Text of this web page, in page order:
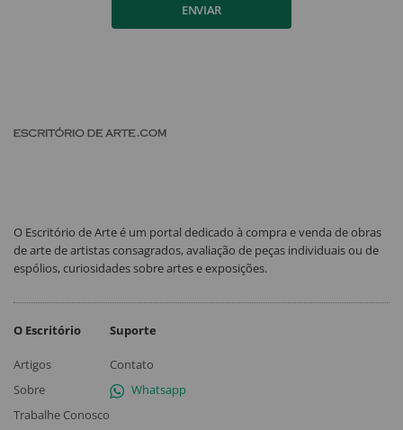
ENVIAR
O Escritório de Arte é um portal dedicado à compra e venda de obras
de arte de artistas consagrados, avaliação de peças individuais ou de
espólios, curiosidades sobre artes e exposições.
O Escritório
Artigos
Sobre
Trabalhe Conosco
Suporte
Contato
Whatsapp